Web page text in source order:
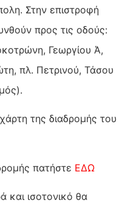
Στην επιστροφή
προς τις οδούς:
Γεωργίου Ά,
πλ. Πετρινού, Τάσου
της διαδρομής του
πατήστε ΕΔΩ
και ισοτονικό θα